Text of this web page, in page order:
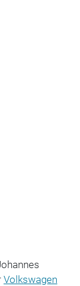
Volkswagen